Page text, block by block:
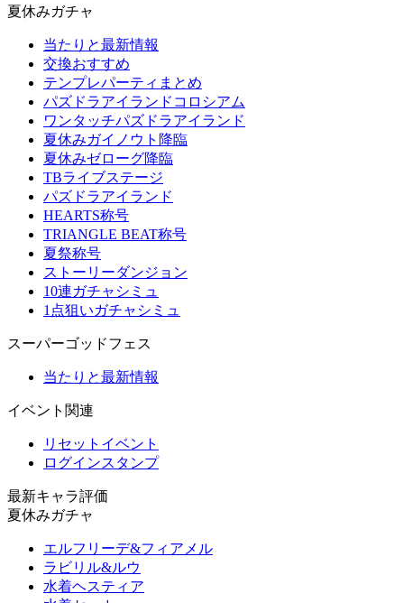
夏休みガチャ
当たりと最新情報
交換おすすめ
テンプレパーティまとめ
パズドラアイランドコロシアム
ワンタッチパズドラアイランド
夏休みガイノウト降臨
夏休みゼローグ降臨
TBライブステージ
パズドラアイランド
HEARTS称号
TRIANGLE BEAT称号
夏祭称号
ストーリーダンジョン
10連ガチャシミュ
1点狙いガチャシミュ
スーパーゴッドフェス
当たりと最新情報
イベント関連
リセットイベント
ログインスタンプ
最新キャラ評価
夏休みガチャ
エルフリーデ&フィアメル
ラビリル&ルウ
水着ヘスティア